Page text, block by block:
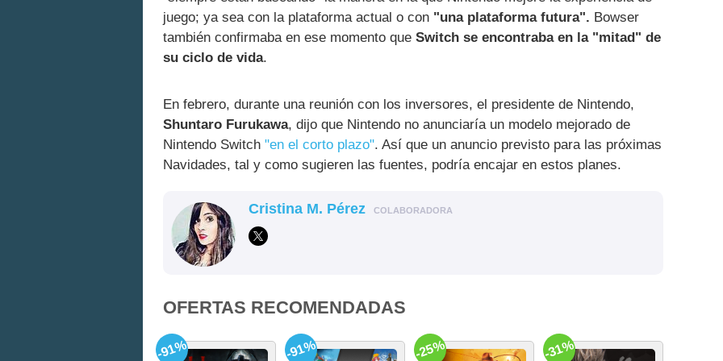
juego; ya sea con la plataforma actual o con "una plataforma futura". Bowser
también confirmaba en ese momento que Switch se encontraba en la "mitad" de
su ciclo de vida.
En febrero, durante una reunión con los inversores, el presidente de Nintendo,
Shuntaro Furukawa, dijo que Nintendo no anunciaría un modelo mejorado de
Nintendo Switch "en el corto plazo". Así que un anuncio previsto para las próximas
Navidades, tal y como sugieren las fuentes, podría encajar en estos planes.
Cristina M. Pérez COLABORADORA
OFERTAS RECOMENDADAS
-91% -91% -25% -31%